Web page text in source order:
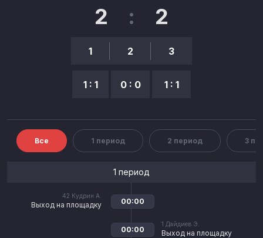
2 : 2
1
1 : 1
2
0 : 0
3
1 : 1
Все 1 период 2 период 3
1 период
42 Кудрин А.
Выход на площадку 00:00
1 Дайдиев Э.
Выход на площадку
00:00